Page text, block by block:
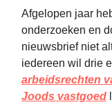
Afgelopen jaar
onderzoeken en
nieuwsbrief niet
iedereen wil drie
arbeidsrechten
Joods vastgoed